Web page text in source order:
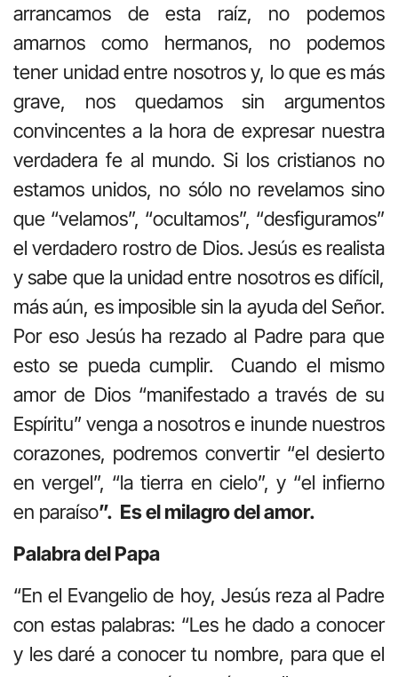
arrancamos de esta raíz, no podemos
amarnos como hermanos, no podemos
tener unidad entre nosotros y, lo que es más
grave, nos quedamos sin argumentos
convincentes a la hora de expresar nuestra
verdadera fe al mundo. Si los cristianos no
estamos unidos, no sólo no revelamos sino
que “velamos”, “ocultamos”, “desfiguramos”
el verdadero rostro de Dios. Jesús es realista
y sabe que la unidad entre nosotros es difícil,
más aún, es imposible sin la ayuda del Señor.
Por eso Jesús ha rezado al Padre para que
esto se pueda cumplir. Cuando el mismo
amor de Dios “manifestado a través de su
Espíritu” venga a nosotros e inunde nuestros
corazones, podremos convertir “el desierto
en vergel”, “la tierra en cielo”, y “el infierno
en paraíso”. Es el milagro del amor.
Palabra del Papa
“En el Evangelio de hoy, Jesús reza al Padre
con estas palabras: “Les he dado a conocer
y les daré a conocer tu nombre, para que el